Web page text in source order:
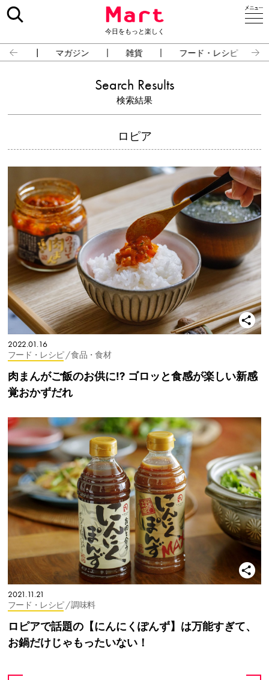
今日をもっと楽しく
占い マガジン 雑貨 フード・レシピ
Search Results
検索結果
ロピア
2022.01.16
フード・レシピ / 食品・食材
肉まんがご飯のお供に⁉︎ ゴロッと食感が楽しい新感
覚おかずだれ
2021.11.21
フード・レシピ / 調味料
ロピアで話題の【にんにくぽんず】は万能すぎて、
お鍋だけじゃもったいない！